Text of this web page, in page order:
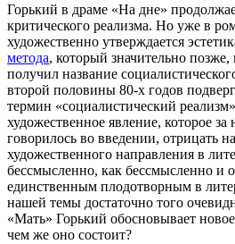
Горький в драме «На дне»
критического реализма. Ho уже в
художественно утверждается
метода, который значительно позже,
получил название
второй половины 80-х годов
термин «социалистический
художественное явление, которое
говорилось во введении, отрицать
художественного направления в
бессмысленно, как бессмысленно и
единственным плодотворным в
нашей темы достаточно того
«Мать» Горький обосновывает
чем же оно состоит?